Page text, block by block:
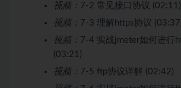
视频： 7-2 常见接口协议 (02:11)
视频： 7-3 理解https协议
视频： 7-4 实战jmeter如何进行
(03:21)
视频： 7-5 ftp协议详解 (02:42)